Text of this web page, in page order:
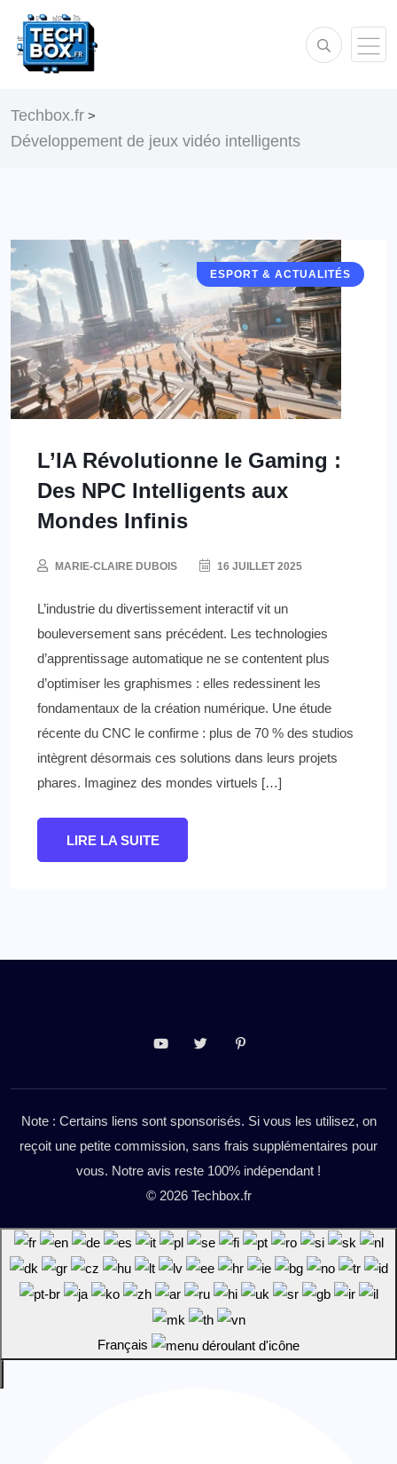
Techbox.fr >
Développement de jeux vidéo intelligents
ESPORT & ACTUALITÉS
L’IA Révolutionne le Gaming :
Des NPC Intelligents aux
Mondes Infinis
MARIE-CLAIRE DUBOIS 16 JUILLET 2025
L’industrie du divertissement interactif vit un
bouleversement sans précédent. Les technologies
d’apprentissage automatique ne se contentent plus
d’optimiser les graphismes : elles redessinent les
fondamentaux de la création numérique. Une étude
récente du CNC le confirme : plus de 70 % des studios
intègrent désormais ces solutions dans leurs projets
phares. Imaginez des mondes virtuels […]
LIRE LA SUITE
Note : Certains liens sont sponsorisés. Si vous les utilisez, on
reçoit une petite commission, sans frais supplémentaires pour
vous. Notre avis reste 100% indépendant !
© 2026 Techbox.fr
Français